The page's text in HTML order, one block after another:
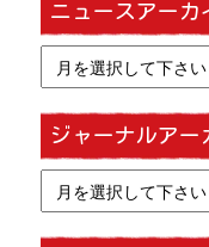
ニュースアーカ
ジャーナルアー